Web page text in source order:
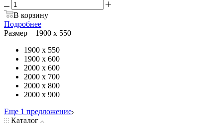
В корзину
Подробнее
Размер—1900 х 550
1900 х 550
1900 х 600
2000 х 600
2000 х 700
2000 х 800
2000 х 900
Еще 1 предложение
Каталог